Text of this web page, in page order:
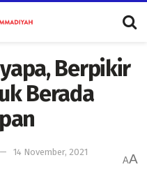
Berpikir
Berada
14 November, 2021
AA